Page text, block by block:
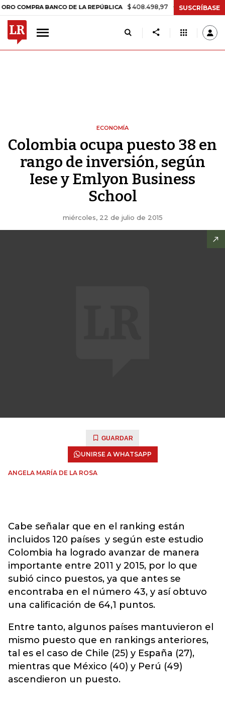
BANCO DE LA REPÚBLICA $ 408.498,97 +$ 8.753,81 +2,19%
SUSCRÍBASE
ECONOMÍA
Colombia ocupa puesto 38 en
rango de inversión, según
Iese y Emlyon Business
School
miércoles, 22 de julio de 2015
GUARDAR
UNIRSE A WHATSAPP
ANGELA MARÍA DE LA ROSA
Cabe señalar que en el ranking están
incluidos 120 países y según este estudio
Colombia ha logrado avanzar de manera
importante entre 2011 y 2015, por lo que
subió cinco puestos, ya que antes se
encontraba en el número 43, y así obtuvo
una calificación de 64,1 puntos.
Entre tanto, algunos países mantuvieron el
mismo puesto que en rankings anteriores,
tal es el caso de Chile (25) y España (27),
mientras que México (40) y Perú (49)
ascendieron un puesto.